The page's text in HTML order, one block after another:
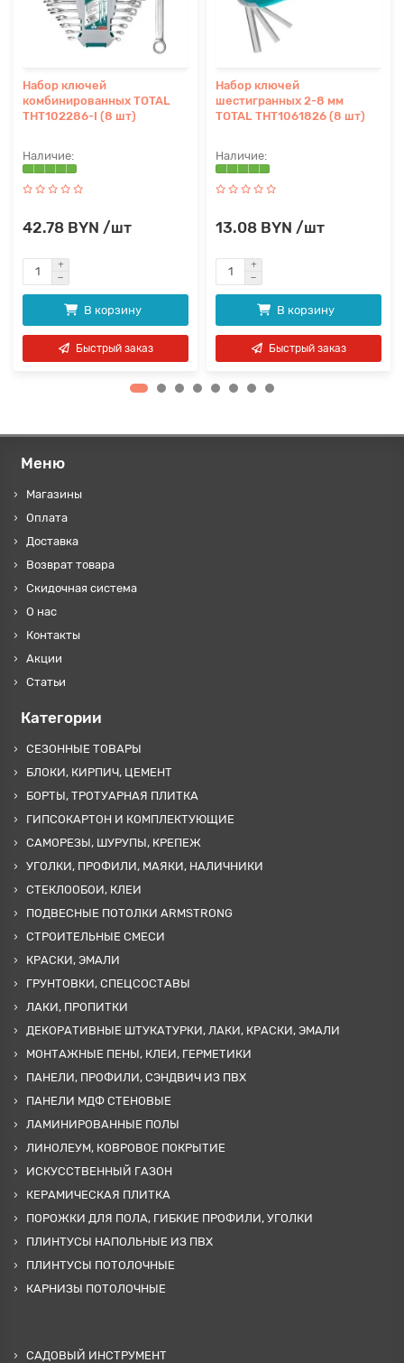
Набор ключей
комбинированных TOTAL
THT102286-I (8 шт)
42.78 BYN /шт
В корзину
Быстрый заказ
Набор ключей
шестигранных 2-8 мм
TOTAL THT1061826 (8 шт)
13.08 BYN /шт
В корзину
Быстрый заказ
Меню
Магазины
Оплата
Доставка
Возврат товара
Скидочная система
О нас
Контакты
Акции
Статьи
Категории
СЕЗОННЫЕ ТОВАРЫ
БЛОКИ, КИРПИЧ, ЦЕМЕНТ
БОРТЫ, ТРОТУАРНАЯ ПЛИТКА
ГИПСОКАРТОН И КОМПЛЕКТУЮЩИЕ
САМОРЕЗЫ, ШУРУПЫ, КРЕПЕЖ
УГОЛКИ, ПРОФИЛИ, МАЯКИ, НАЛИЧНИКИ
СТЕКЛООБОИ, КЛЕИ
ПОДВЕСНЫЕ ПОТОЛКИ ARMSTRONG
СТРОИТЕЛЬНЫЕ СМЕСИ
КРАСКИ, ЭМАЛИ
ГРУНТОВКИ, СПЕЦСОСТАВЫ
ЛАКИ, ПРОПИТКИ
ДЕКОРАТИВНЫЕ ШТУКАТУРКИ, ЛАКИ, КРАСКИ, ЭМАЛИ
МОНТАЖНЫЕ ПЕНЫ, КЛЕИ, ГЕРМЕТИКИ
ПАНЕЛИ, ПРОФИЛИ, СЭНДВИЧ ИЗ ПВХ
ПАНЕЛИ МДФ СТЕНОВЫЕ
ЛАМИНИРОВАННЫЕ ПОЛЫ
ЛИНОЛЕУМ, КОВРОВОЕ ПОКРЫТИЕ
ИСКУССТВЕННЫЙ ГАЗОН
КЕРАМИЧЕСКАЯ ПЛИТКА
ПОРОЖКИ ДЛЯ ПОЛА, ГИБКИЕ ПРОФИЛИ, УГОЛКИ
ПЛИНТУСЫ НАПОЛЬНЫЕ ИЗ ПВХ
ПЛИНТУСЫ ПОТОЛОЧНЫЕ
КАРНИЗЫ ПОТОЛОЧНЫЕ
САДОВЫЙ ИНСТРУМЕНТ